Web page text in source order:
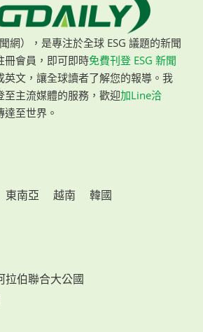
網），是專注於全球 ESG 議題的新聞
冊會員，即可即時免費刊登 ESG 新聞
英文，讓全球讀者了解您的報導。我
至主流媒體的服務，歡迎加Line洽
至世界。
東南亞 越南
韓國
拉伯聯合大公國